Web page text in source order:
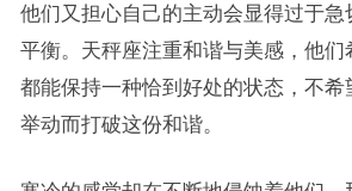
他们又担心自己的主动会显得过于急
平衡。天秤座注重和谐与美感，他们
都能保持一种恰到好处的状态，不希
举动而打破这份和谐。